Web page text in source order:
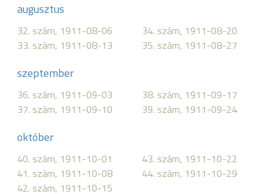
augusztus
32. szám, 1911-08-06
33. szám, 1911-08-13
34. szám, 1911-08-20
35. szám, 1911-08-27
szeptember
36. szám, 1911-09-03
37. szám, 1911-09-10
38. szám, 1911-09-17
39. szám, 1911-09-24
október
40. szám, 1911-10-01
41. szám, 1911-10-08
42. szám, 1911-10-15
43. szám, 1911-10-22
44. szám, 1911-10-29